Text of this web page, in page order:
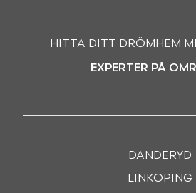
HITTA DITT DRÖMHEM
EXPERTER PÅ
DANDERYD
LINKÖPING